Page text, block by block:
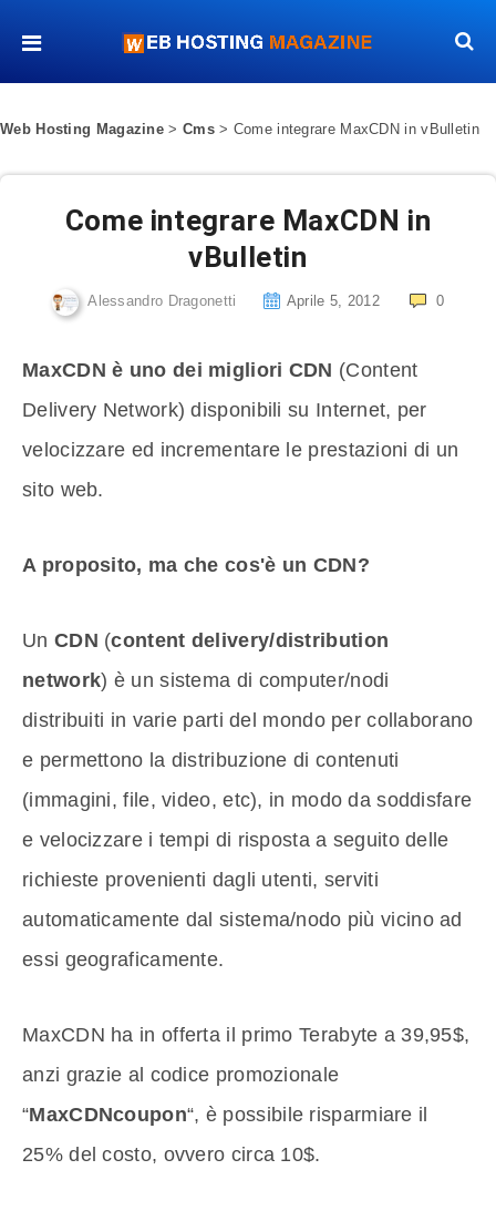
Web Hosting Magazine > Cms> Come integrare MaxCDN in vBulletin
Come integrare MaxCDN in
vBulletin
Alessandro Dragonetti Aprile 5, 2012 0
MaxCDN è uno dei migliori CDN (Content
Delivery Network) disponibili su Internet, per
velocizzare ed incrementare le prestazioni di un
sito web.
A proposito, ma che cos'è un CDN?
Un CDN (content delivery/distribution
network) è un sistema di computer/nodi
distribuiti in varie parti del mondo per collaborano
e permettono la distribuzione di contenuti
(immagini, file, video, etc), in modo da soddisfare
e velocizzare i tempi di risposta a seguito delle
richieste provenienti dagli utenti, serviti
automaticamente dal sistema/nodo più vicino ad
essi geograficamente.
MaxCDN ha in offerta il primo Terabyte a 39,95$,
anzi grazie al codice promozionale
“MaxCDNcoupon“, è possibile risparmiare il
25% del costo, ovvero circa 10$.